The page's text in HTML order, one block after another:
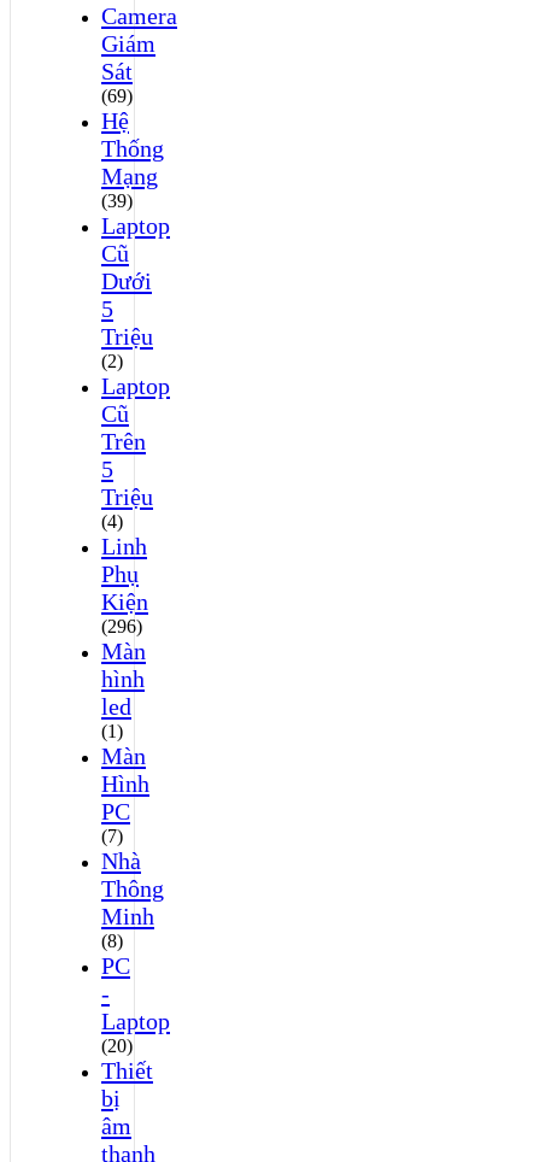
Camera
Giám
Sát
(69)
Hệ
Thống
Mạng
(39)
Laptop
Cũ
Dưới
5
Triệu
(2)
Laptop
Cũ
Trên
5
Triệu
(4)
Linh
Phụ
Kiện
(296)
Màn
hình
led
(1)
Màn
Hình
PC
(7)
Nhà
Thông
Minh
(8)
PC
-
Laptop
(20)
Thiết
bị
âm
thanh